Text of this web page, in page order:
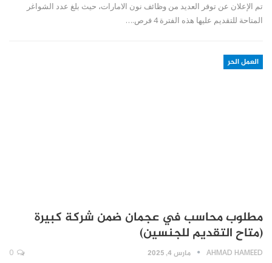
تم الإعلان عن توفر العديد من وظائف نون الامارات، حيث بلغ عدد الشواغر
المتاحة للتقديم عليها هذه الفترة 4 فرص.…
العمل الحر
مطلوب محاسب في عجمان ضمن شركة كبيرة
(متاح التقديم للجنسين)
AHMAD HAMEED مارس 4, 2025